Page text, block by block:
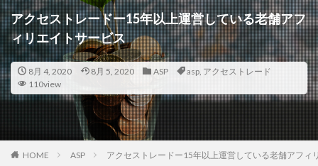
アクセストレードー15年以上運営している老舗アフ
ィリエイトサービス
8月 4, 2020 8月 5, 2020 ASP asp, アクセストレード
110view
HOME ASP アクセストレードー15年以上運営している老舗アフィ